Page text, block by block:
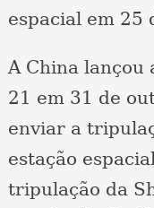
espacial em 25
A China lançou
21 em 31 de
enviar a
estação
tripulação da